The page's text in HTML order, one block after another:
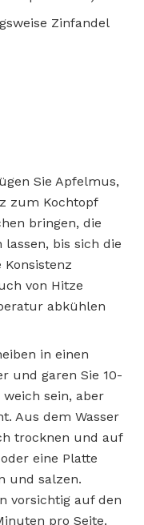
Zinfandel
Sie Apfelmus,
zum Kochtopf
bringen, die
bis sich die
von Hitze
abkühlen
in einen
und garen Sie 10-
sein, aber
Aus dem Wasser
trocknen und auf
eine Platte
und salzen.
vorsichtig auf den
pro Seite.